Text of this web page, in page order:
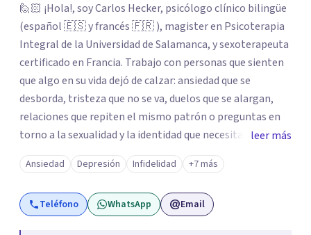
🙋🏻 ¡Hola!, soy Carlos Hecker, psicólogo clínico bilingüe
(español 🇪🇸 y francés 🇫🇷 ), magister en Psicoterapia
Integral de la Universidad de Salamanca, y sexoterapeuta
certificado en Francia. Trabajo con personas que sienten
que algo en su vida dejó de calzar: ansiedad que se
desborda, tristeza que no se va, duelos que se alargan,
relaciones que repiten el mismo patrón o preguntas en
torno a la sexualidad y la identidad que necesitan un
espacio seguro para ser habladas. Mi orientación teórica
integra una mirada Humanista-Relacional con Terapia
Breve, donde el modo en que te vinculas ocupa un lugar
central: cómo te relacionas contigo, con las demás
leer más
Ansiedad Depresión Infidelidad +7 más
Teléfono WhatsApp Email